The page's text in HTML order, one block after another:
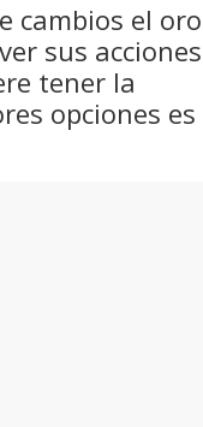
cambios el oro
sus acciones
tener la
opciones es